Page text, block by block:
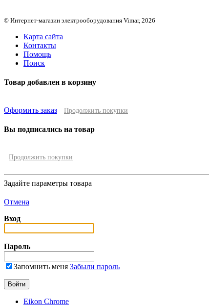
© Интернет-магазин электрооборудования Vimar, 2026
Карта сайта
Контакты
Помощь
Поиск
Товар добавлен в корзину
Оформить заказ Продолжить покупки
Вы подписались на товар
Продолжить покупки
Задайте параметры товара
Отмена
Вход
Пароль
Запомнить меня Забыли пароль
Eikon Chrome